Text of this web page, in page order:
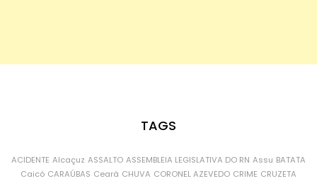
TAGS
ACIDENTE Alcaçuz ASSALTO ASSEMBLEIA LEGISLATIVA DO RN Assu BATATA
Caicó CARAÚBAS Ceará CHUVA CORONEL AZEVEDO CRIME CRUZETA